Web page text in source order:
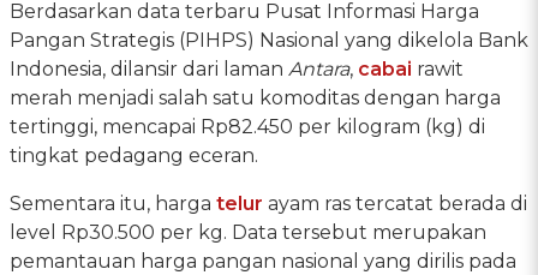
Berdasarkan data terbaru Pusat Informasi Harga
Pangan Strategis (PIHPS) Nasional yang dikelola Bank
Indonesia, dilansir dari laman Antara, cabai rawit
merah menjadi salah satu komoditas dengan harga
tertinggi, mencapai Rp82.450 per kilogram (kg) di
tingkat pedagang eceran.
Sementara itu, harga telur ayam ras tercatat berada di
level Rp30.500 per kg. Data tersebut merupakan
pemantauan harga pangan nasional yang dirilis pada